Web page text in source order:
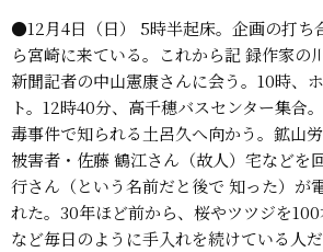
●12月4日（日）
5時半起床。企画の打ち
ら宮崎に来ている。これから記 録作家の
新聞記者の中山憲康さんに会う。10時、
ト。12時40分、高千穂バスセンター集合
毒事件で知られる土呂久へ向かう。鉱山
被害者・佐藤鶴江さん（故人）宅などを
行さん（という名前だと後で 知った）が
れた。30年ほど前から、桜やツツジを
など毎日のように手入れを続けている人